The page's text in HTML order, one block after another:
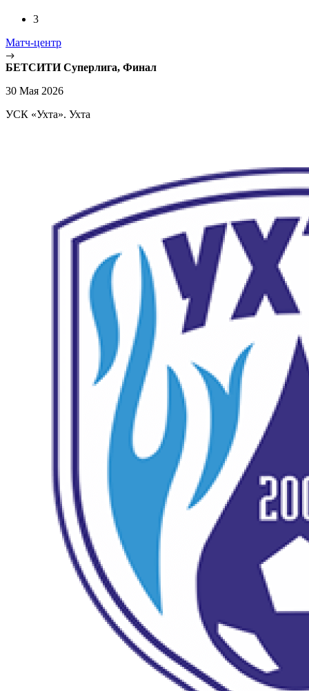
3
Матч-центр
БЕТСИТИ Суперлига, Финал
30 Мая 2026
УСК «Ухта». Ухта